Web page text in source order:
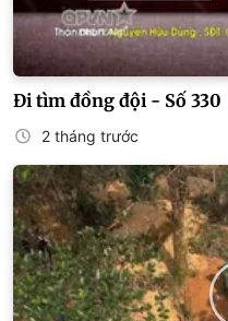
Đi tìm đồng đội - Số 330
2 tháng trước